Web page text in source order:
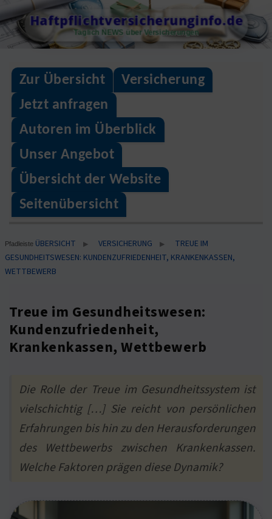
Skip
to
content
Haftpflichtversicherunginfo.de
Täglich NEWS über Versicherungen
Zur Übersicht
Versicherung
Jetzt anfragen
Autoren im Überblick
Unser Angebot
Übersicht der Website
Seitenübersicht
Pfadleiste ÜBERSICHT ▶ VERSICHERUNG ▶
TREUE IM
GESUNDHEITSWESEN: KUNDENZUFRIEDENHEIT, KRANKENKASSEN,
WETTBEWERB
Treue im Gesundheitswesen:
Kundenzufriedenheit,
Krankenkassen, Wettbewerb
Die Rolle der Treue im Gesundheitssystem ist
vielschichtig […] Sie reicht von persönlichen
Erfahrungen bis hin zu den Herausforderungen
des Wettbewerbs zwischen Krankenkassen.
Welche Faktoren prägen diese Dynamik?